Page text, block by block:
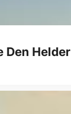
Den Helder